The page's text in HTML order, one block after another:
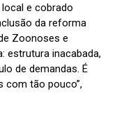
e cobrado
da reforma
Zoonoses e
estrutura inacabada,
de demandas. É
com tão pouco”,